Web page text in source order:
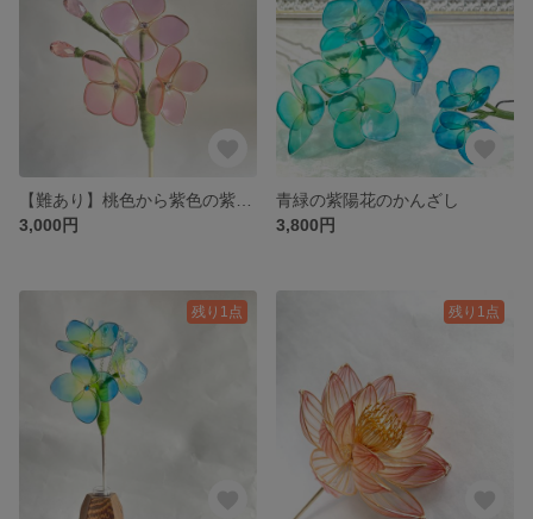
3,000円
青緑の紫陽花のかんざし
3,800円
残り1点 残り1点